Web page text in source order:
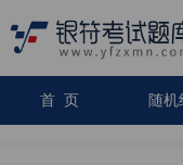
首 页 随机